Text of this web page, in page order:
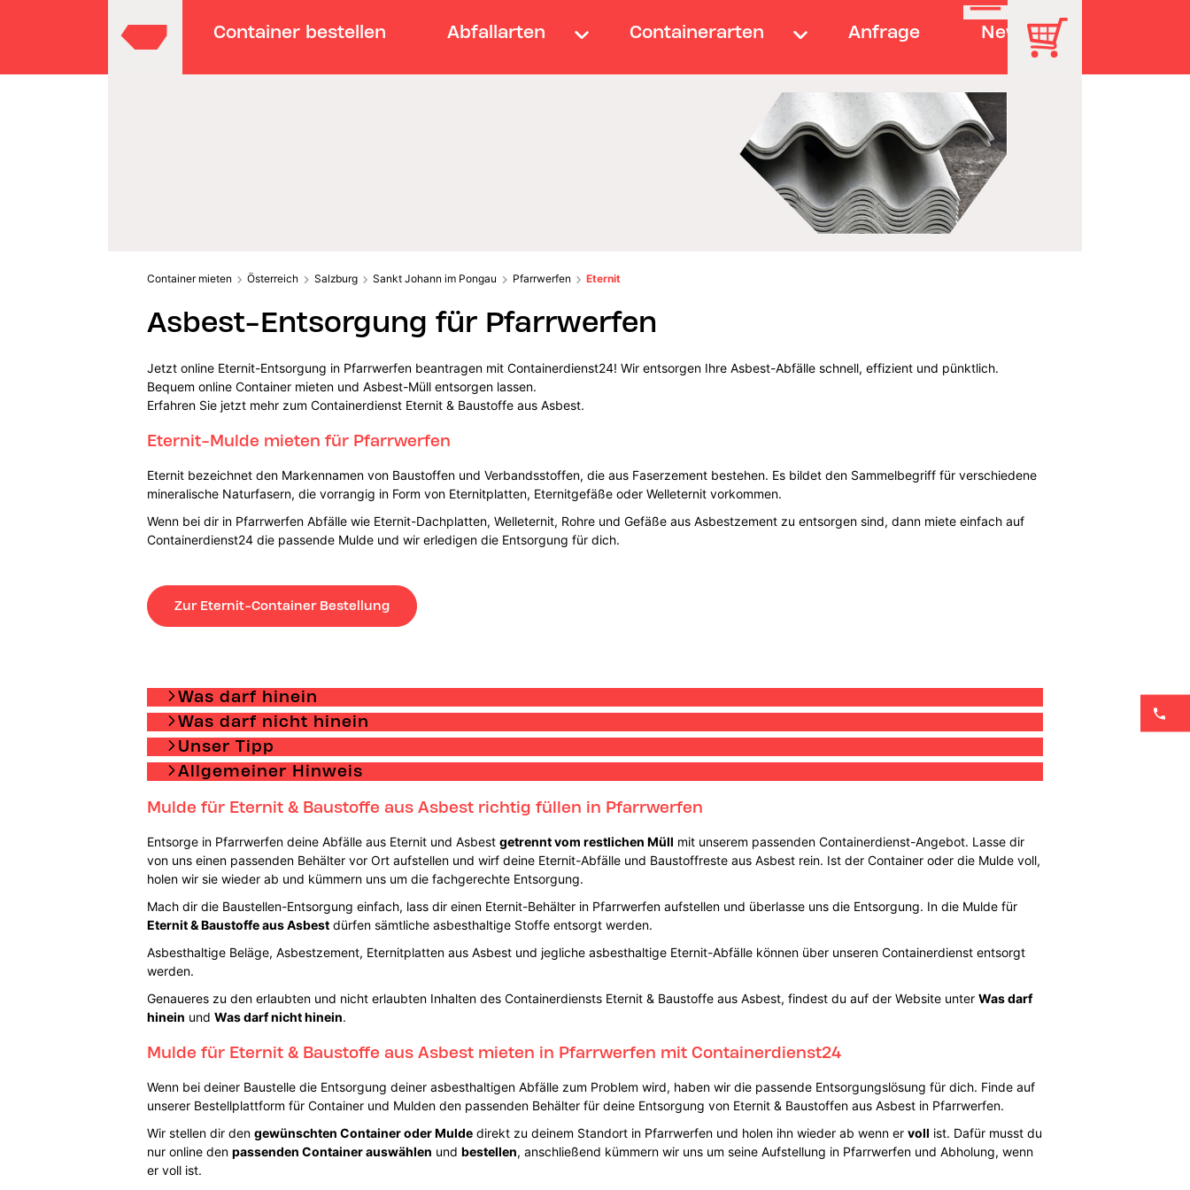
Container bestellen Abfallarten Containerarten Anfrage News
Container mieten Österreich Salzburg Sankt Johann im Pongau Pfarrwerfen Eternit
Asbest-Entsorgung für Pfarrwerfen
Jetzt online Eternit-Entsorgung in Pfarrwerfen beantragen mit Containerdienst24! Wir entsorgen Ihre Asbest-Abfälle schnell, effizient und pünktlich.
Bequem online Container mieten und Asbest-Müll entsorgen lassen.
Erfahren Sie jetzt mehr zum Containerdienst Eternit & Baustoffe aus Asbest.
Eternit-Mulde mieten für Pfarrwerfen
Eternit bezeichnet den Markennamen von Baustoffen und Verbandsstoffen, die aus Faserzement bestehen. Es bildet den Sammelbegriff für verschiedene
mineralische Naturfasern, die vorrangig in Form von Eternitplatten, Eternitgefäße oder Welleternit vorkommen.
Wenn bei dir in Pfarrwerfen Abfälle wie Eternit-Dachplatten, Welleternit, Rohre und Gefäße aus Asbestzement zu entsorgen sind, dann miete einfach auf
Containerdienst24 die passende Mulde und wir erledigen die Entsorgung für dich.
Zur Eternit-Container Bestellung
Was darf hinein
Was darf nicht hinein
Unser Tipp
Allgemeiner Hinweis
Mulde für Eternit & Baustoffe aus Asbest richtig füllen in Pfarrwerfen
Entsorge in Pfarrwerfen deine Abfälle aus Eternit und Asbest getrennt vom restlichen Müll mit unserem passenden Containerdienst-Angebot. Lasse dir
von uns einen passenden Behälter vor Ort aufstellen und wirf deine Eternit-Abfälle und Baustoffreste aus Asbest rein. Ist der Container oder die Mulde voll,
holen wir sie wieder ab und kümmern uns um die fachgerechte Entsorgung.
Mach dir die Baustellen-Entsorgung einfach, lass dir einen Eternit-Behälter in Pfarrwerfen aufstellen und überlasse uns die Entsorgung. In die Mulde für
Eternit & Baustoffe aus Asbestdürfen sämtliche asbesthaltige Stoffe entsorgt werden.
Asbesthaltige Beläge, Asbestzement, Eternitplatten aus Asbest und jegliche asbesthaltige Eternit-Abfälle können über unseren Containerdienst entsorgt
werden.
Genaueres zu den erlaubten und nicht erlaubten Inhalten des Containerdiensts Eternit & Baustoffe aus Asbest, findest du auf der Website unter Was darf
hinein und Was darf nicht hinein.
Mulde für Eternit & Baustoffe aus Asbest mieten in Pfarrwerfen mit Containerdienst24
Wenn bei deiner Baustelle die Entsorgung deiner asbesthaltigen Abfälle zum Problem wird, haben wir die passende Entsorgungslösung für dich. Finde auf
unserer Bestellplattform für Container und Mulden den passenden Behälter für deine Entsorgung von Eternit & Baustoffen aus Asbest in Pfarrwerfen.
Wir stellen dir den gewünschten Container oder Muldedirekt zu deinem Standort in Pfarrwerfen und holen ihn wieder ab wenn er voll ist. Dafür musst du
nur online den passenden Container auswählen und bestellen, anschließend kümmern wir uns um seine Aufstellung in Pfarrwerfen und Abholung, wenn
er voll ist.